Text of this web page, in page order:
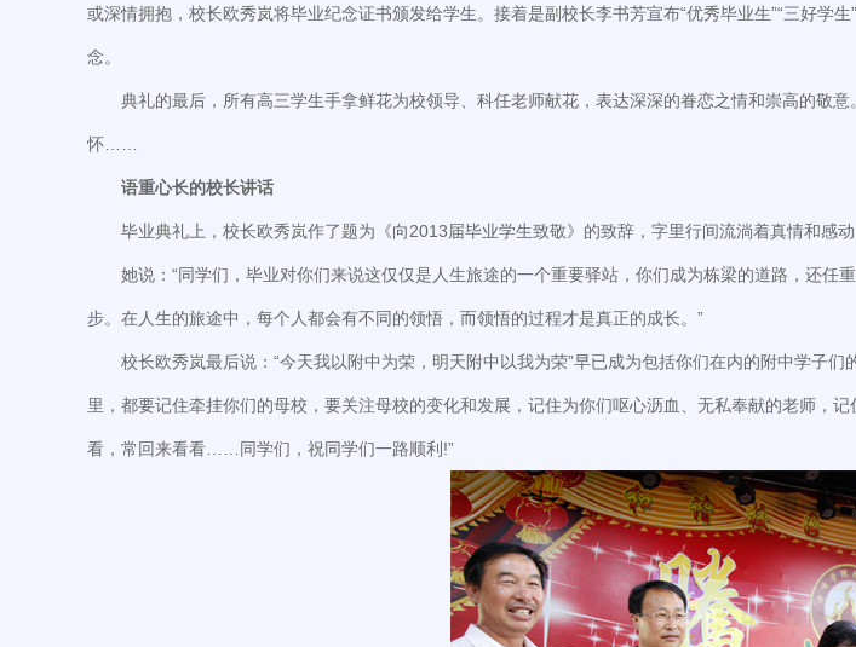
或深情拥抱，校长欧秀岚将毕业纪念证书颁发给学生。接着是副校长李书芳宣布“优秀毕业生”“三好学
念。
典礼的最后，所有高三学生手拿鲜花为校领导、科任老师献花，表达深深的眷恋之情和崇高的
怀……
语重心长的校长讲话
毕业典礼上，校长欧秀岚作了题为《向2013届毕业学生致敬》的致辞，字里行间流淌着真情和感动
她说：“同学们，毕业对你们来说这仅仅是人生旅途的一个重要驿站，你们成为栋梁的道路，还任
步。在人生的旅途中，每个人都会有不同的领悟，而领悟的过程才是真正的成长。”
校长欧秀岚最后说：“今天我以附中为荣，明天附中以我为荣”早已成为包括你们在内的附中学子
里，都要记住牵挂你们的母校，要关注母校的变化和发展，记住为你们呕心沥血、无私奉献的老师，
看，常回来看看……同学们，祝同学们一路顺利!”